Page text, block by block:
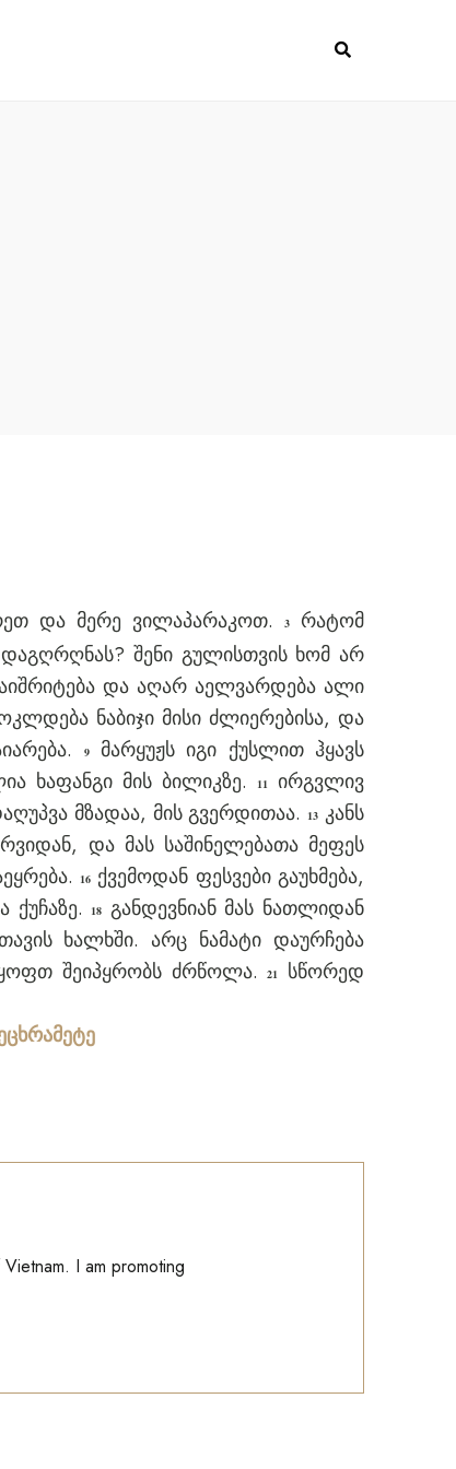
და მერე ვილაპარაკოთ. 3რატომ
დაგღრღნას? შენი გულისთვის ხომ არ
და აღარ აელვარდება ალი
ნაბიჯი მისი ძლიერებისა, და
9მარყუჟს იგი ქუსლით ჰყავს
ხაფანგი მის ბილიკზე. 11
ირგვლივ
მზადაა, მის გვერდითაა. 13 კანს
და მას საშინელებათა მეფეს
16ქვემოდან ფესვები გაუხმება,
18 განდევნიან მას ნათლიდან
ხალხში. არც ნამატი დაურჩება
შეიპყრობს ძრწოლა.21
სწორედ
I am promoting